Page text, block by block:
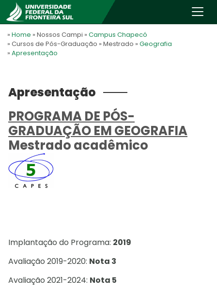
» Home » Nossos Campi » Campus Chapecó
» Cursos de Pós-Graduação » Mestrado » Geografia
» Apresentação
Apresentação
PROGRAMA DE PÓS-
GRADUAÇÃO EM GEOGRAFIA
Mestrado acadêmico
Implantação do Programa: 2019
Avaliação 2019-2020: Nota 3
Avaliação 2021-2024: Nota 5